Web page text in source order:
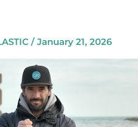
/ January 21, 2026